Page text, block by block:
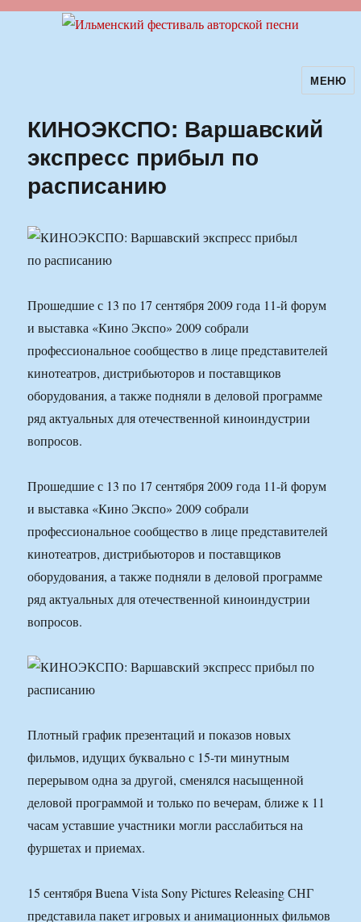
Ильменский фестиваль авторскойМЕНЮ
КИНОЭКСПО: Варшавский
экспресс прибыл по
расписанию
Прошедшие с 13 по 17 сентября 2009 года 11-й форум
и выставка «Кино Экспо» 2009 собрали
профессиональное сообщество в лице представителей
кинотеатров, дистрибьюторов и поставщиков
оборудования, а также подняли в деловой программе
ряд актуальных для отечественной киноиндустрии
вопросов.
Прошедшие с 13 по 17 сентября 2009 года 11-й форум
и выставка «Кино Экспо» 2009 собрали
профессиональное сообщество в лице представителей
кинотеатров, дистрибьюторов и поставщиков
оборудования, а также подняли в деловой программе
ряд актуальных для отечественной киноиндустрии
вопросов.
Плотный график презентаций и показов новых
фильмов, идущих буквально с 15-ти минутным
перерывом одна за другой, сменялся насыщенной
деловой программой и только по вечерам, ближе к 11
часам уставшие участники могли расслабиться на
фуршетах и приемах.
15 сентября Buena Vista Sony Pictures Releasing СНГ
представила пакет игровых и анимационных фильмов